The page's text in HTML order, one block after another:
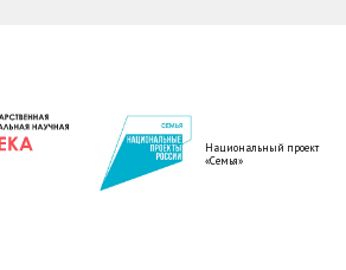
Национальный проект
«Семья»